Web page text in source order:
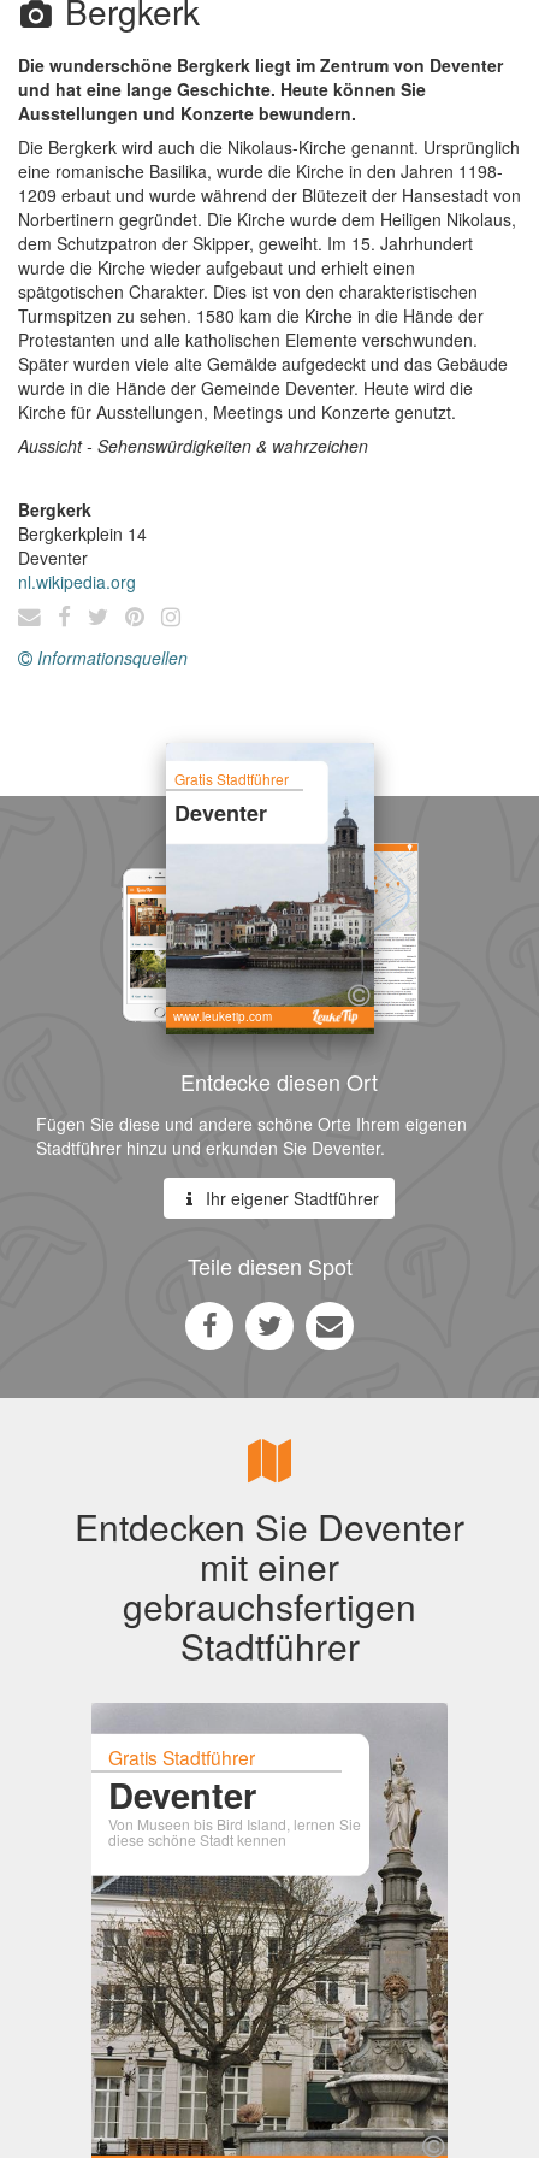
Bergkerk
Die wunderschöne Bergkerk liegt im Zentrum von Deventer
und hat eine lange Geschichte. Heute können Sie
Ausstellungen und Konzerte bewundern.
Die Bergkerk wird auch die Nikolaus-Kirche genannt. Ursprünglich
eine romanische Basilika, wurde die Kirche in den Jahren 1198-
1209 erbaut und wurde während der Blütezeit der Hansestadt von
Norbertinern gegründet. Die Kirche wurde dem Heiligen Nikolaus,
dem Schutzpatron der Skipper, geweiht. Im 15. Jahrhundert
wurde die Kirche wieder aufgebaut und erhielt einen
spätgotischen Charakter. Dies ist von den charakteristischen
Turmspitzen zu sehen. 1580 kam die Kirche in die Hände der
Protestanten und alle katholischen Elemente verschwunden.
Später wurden viele alte Gemälde aufgedeckt und das Gebäude
wurde in die Hände der Gemeinde Deventer. Heute wird die
Kirche für Ausstellungen, Meetings und Konzerte genutzt.
Aussicht - Sehenswürdigkeiten & wahrzeichen
Bergkerk
Bergkerkplein 14
Deventer
nl.wikipedia.org
Informationsquellen
Gratis Stadtführer
Deventer
www.leuketip.com
Entdecke diesen Ort
Fügen Sie diese und andere schöne Orte Ihrem eigenen
Stadtführer hinzu und erkunden Sie Deventer.
Ihr eigener Stadtführer
Teile diesen Spot
Entdecken Sie Deventer
mit einer
gebrauchsfertigen
Stadtführer
Gratis Stadtführer
Deventer
Von Museen bis Bird Island, lernen Sie
diese schöne Stadt kennen